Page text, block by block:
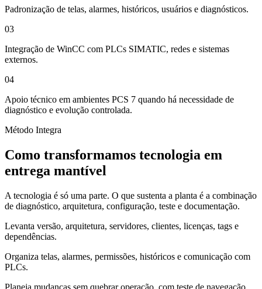
Padronização de telas, alarmes, históricos, usuários e diagnósticos.
03
Integração de WinCC com PLCs SIMATIC, redes e sistemas
externos.
04
Apoio técnico em ambientes PCS 7 quando há necessidade de
diagnóstico e evolução controlada.
Método Integra
Como transformamos tecnologia em
entrega mantível
A tecnologia é só uma parte. O que sustenta a planta é a combinação
de diagnóstico, arquitetura, configuração, teste e documentação.
Levanta versão, arquitetura, servidores, clientes, licenças, tags e
dependências.
Organiza telas, alarmes, permissões, históricos e comunicação com
PLCs.
Planeja mudanças sem quebrar operação, com teste de navegação,